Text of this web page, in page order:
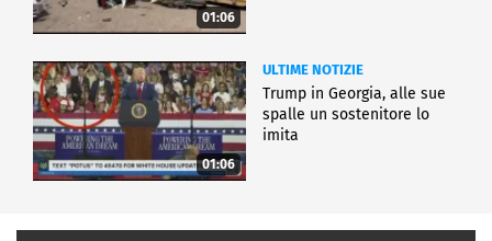
01:06
01:06
ULTIME NOTIZIE
Trump in Georgia, alle sue
spalle un sostenitore lo
imita